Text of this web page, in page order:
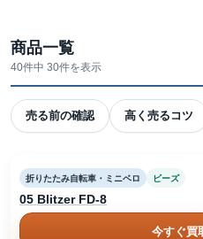
商品一覧
40件中 30件を表示
売る前の確認 高く売るコツ
折りたたみ自転車・ミニベロ ビーズ
05 Blitzer FD-8
今すぐ買